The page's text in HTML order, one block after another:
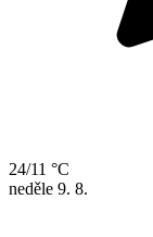
24/11 °C
neděle 9. 8.